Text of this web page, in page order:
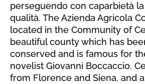
perseguendo con caparbietà
qualità. The Azienda Agricola
located in the Community of
beautiful county which has
conserved and is famous for
novelist Giovanni Boccaccio.
from Florence and Siena, and